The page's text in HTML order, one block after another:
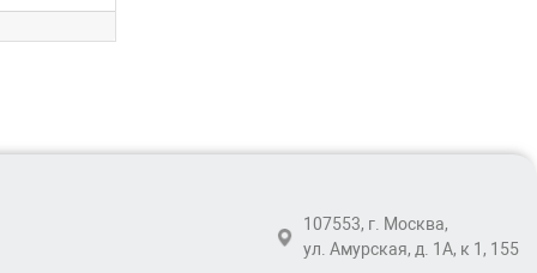
107553, г. Москва,
ул. Амурская, д. 1А, к 1, 155